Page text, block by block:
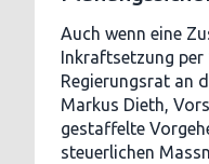
Auch wenn eine
Inkraftsetzung
Regierungsrat an
Markus Dieth,
gestaffelte
steuerlichen